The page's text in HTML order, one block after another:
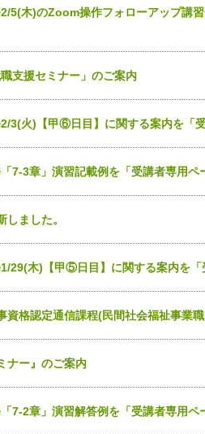
5(木)のZoom操作フォローアップ講
支援セミナー」のご案内
3(火)【甲⑥日目】に関する案内を「
7-3章」演習記載例を「受講者専用ペ
しました。
29(木)【甲⑤日目】に関する案内を
資格認定通信課程(民間社会福祉事業
ナー』のご案内
7-2章」演習解答例を「受講者専用ペ